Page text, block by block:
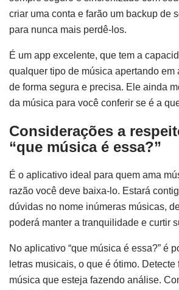
criar uma conta e farão um backup de
para nunca mais perdê-los.
É um app excelente, que tem a
qualquer tipo de música apertando em
de forma segura e precisa. Ele ainda
da música para você conferir se é a
Considerações a
“que música é essa?”
É o aplicativo ideal para quem ama
razão você deve baixa-lo. Estará
dúvidas no nome inúmeras músicas,
poderá manter a tranquilidade e curtir
No aplicativo “que música é essa?” é
letras musicais, o que é ótimo.
música que esteja fazendo análise.